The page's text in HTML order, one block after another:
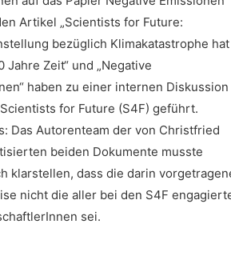
Artikel „Scientists for Future:
bezüglich Klimakatastrophe hat
Jahre Zeit“ und „Negative
haben zu einer internen Diskussion
for Future (S4F) geführt.
Das Autorenteam der von Christfried
beiden Dokumente musste
klarstellen, dass die darin
nicht die aller bei den S4F
sei.